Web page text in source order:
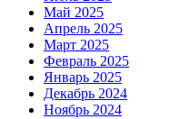
Май 2025
Апрель 2025
Март 2025
Февраль 2025
Январь 2025
Декабрь 2024
Ноябрь 2024